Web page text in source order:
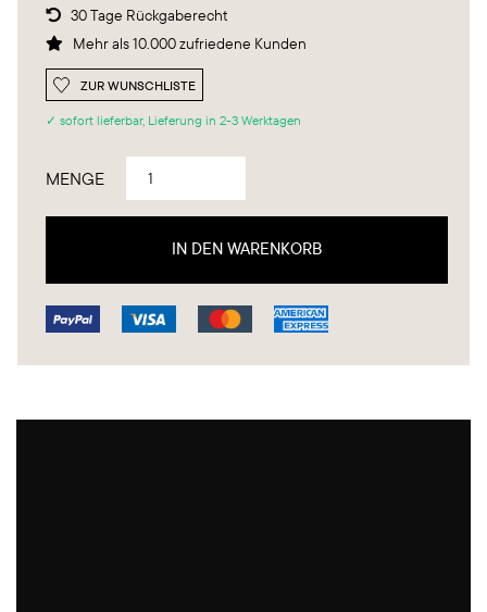
 30 Tage Rückgaberecht
 Mehr als 10.000 zufriedene Kunden
ZUR WUNSCHLISTE
✓ sofort lieferbar, Lieferung in 2-3 Werktagen
MENGE